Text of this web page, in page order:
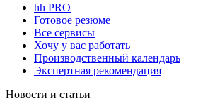
hh PRO
Готовое резюме
Все сервисы
Хочу у вас работать
Производственный календарь
Экспертная рекомендация
Новости и статьи